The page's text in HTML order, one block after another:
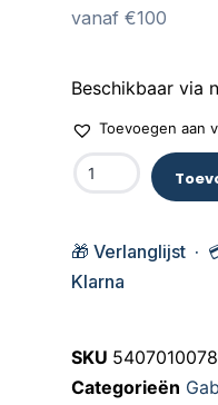
vanaf €100
Beschikbaar via
Toevoegen aan
🎁 Verlanglijst ·
Klarna
SKU
Categorieën